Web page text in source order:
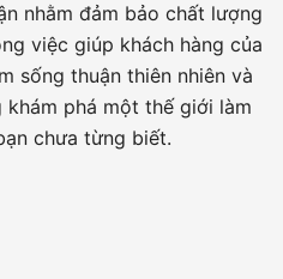
nhằm đảm bảo chất lượng
việc giúp khách hàng của
sống thuận thiên nhiên và
phá một thế giới làm
chưa từng biết.